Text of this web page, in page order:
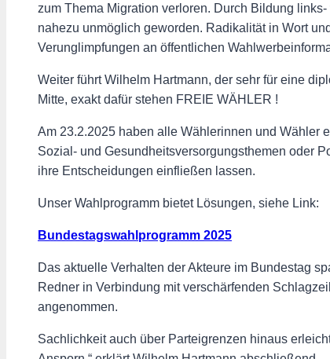
zum Thema Migration verloren. Durch Bildung
nahezu unmöglich geworden. Radikalität in Wort
Verunglimpfungen an öffentlichen
Weiter führt Wilhelm Hartmann, der sehr für eine
Mitte, exakt dafür stehen FREIE WÄHLER !
Am 23.2.2025 haben alle Wählerinnen und Wähler
Sozial- und Gesundheitsversorgungsthemen oder
ihre Entscheidungen einfließen lassen.
Unser Wahlprogramm bietet Lösungen, siehe Link:
Bundestagswahlprogramm 2025
Das aktuelle Verhalten der Akteure im Bundestag
Redner in Verbindung mit verschärfenden
angenommen.
Sachlichkeit auch über Parteigrenzen hinaus